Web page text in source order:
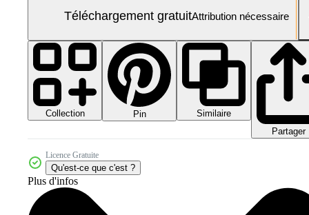
Téléchargement gratuitAttribution nécessaire
Collection Pin
Similaire
Partager
Licence Gratuite
Qu'est-ce que c'est ?
Plus d'infos